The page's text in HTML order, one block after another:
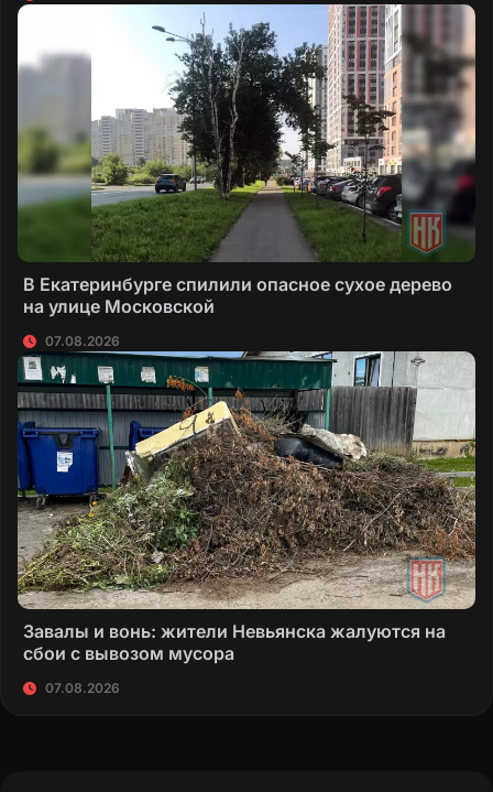
В Екатеринбурге спилили опасное сухое дерево
на улице Московской
07.08.2026
Завалы и вонь: жители Невьянска жалуются на
сбои с вывозом мусора
07.08.2026